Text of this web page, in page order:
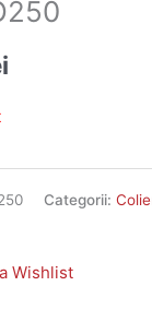
Categorii:
Wishlist